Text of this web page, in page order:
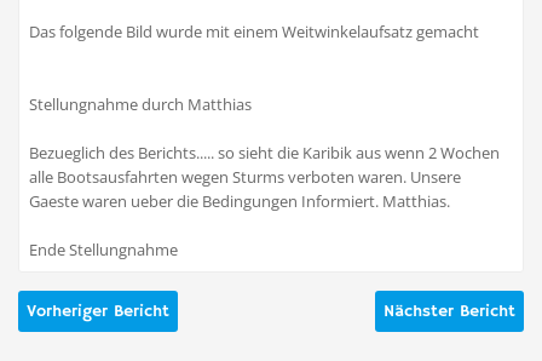
Das folgende Bild wurde mit einem Weitwinkelaufsatz gemacht
Stellungnahme durch Matthias
Bezueglich des Berichts..... so sieht die Karibik aus wenn 2 Wochen
alle Bootsausfahrten wegen Sturms verboten waren. Unsere
Gaeste waren ueber die Bedingungen Informiert. Matthias.
Ende Stellungnahme
Nächster Bericht
Vorheriger Bericht